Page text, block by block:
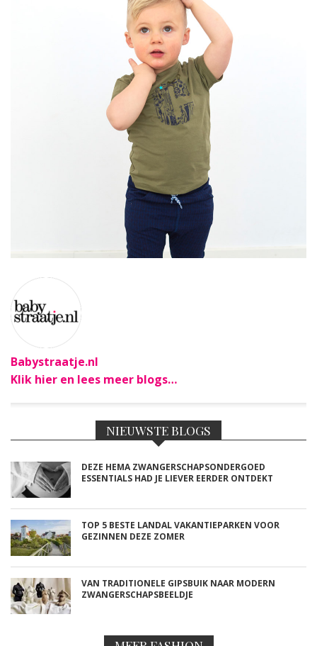
Babystraatje.nl
Klik hier en lees meer blogs…
NIEUWSTE BLOGS
DEZE HEMA ZWANGERSCHAPSONDERGOED
ESSENTIALS HAD JE LIEVER EERDER ONTDEKT
TOP 5 BESTE LANDAL VAKANTIEPARKEN VOOR
GEZINNEN DEZE ZOMER
VAN TRADITIONELE GIPSBUIK NAAR MODERN
ZWANGERSCHAPSBEELDJE